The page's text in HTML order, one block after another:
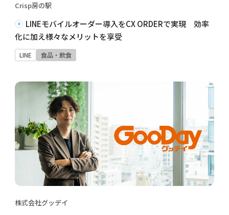
Crisp房の駅
LINEモバイルオーダー導入をCX ORDERで実現 効率
化に加え様々なメリットを享受
LINE 食品・飲食
株式会社グッデイ